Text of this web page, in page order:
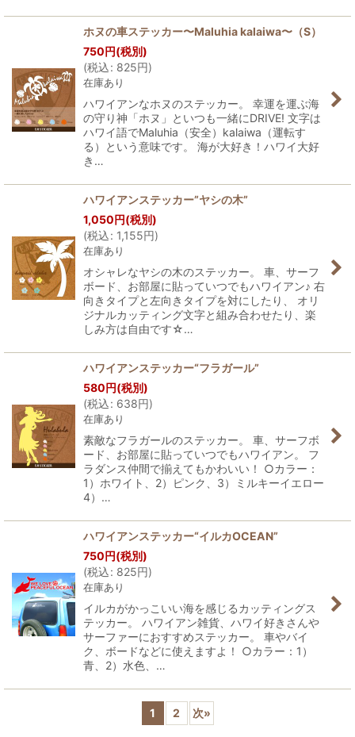
ホヌの車ステッカー〜Maluhia kalaiwa〜（S）
750円(税別)
(税込: 825円)
在庫あり
ハワイアンなホヌのステッカー。 幸運を運ぶ海
の守り神「ホヌ」といつも一緒にDRIVE! 文字は
ハワイ語でMaluhia（安全）kalaiwa（運転す
る）という意味です。 海が大好き！ハワイ大好
き…
ハワイアンステッカー”ヤシの木”
1,050円(税別)
(税込: 1,155円)
在庫あり
オシャレなヤシの木のステッカー。 車、サーフ
ボード、お部屋に貼っていつでもハワイアン♪ 右
向きタイプと左向きタイプを対にしたり、 オリ
ジナルカッティング文字と組み合わせたり、楽
しみ方は自由です☆…
ハワイアンステッカー“フラガール”
580円(税別)
(税込: 638円)
在庫あり
素敵なフラガールのステッカー。 車、サーフボ
ード、お部屋に貼っていつでもハワイアン。 フ
ラダンス仲間で揃えてもかわいい！ ○カラー：
1）ホワイト、2）ピンク、3）ミルキーイエロー
4）…
ハワイアンステッカー“イルカOCEAN”
750円(税別)
(税込: 825円)
在庫あり
イルカがかっこいい海を感じるカッティングス
テッカー。 ハワイアン雑貨、ハワイ好きさんや
サーファーにおすすめステッカー。 車やバイ
ク、ボードなどに使えますよ！ ○カラー：1）
青、2）水色、…
1 2 次»